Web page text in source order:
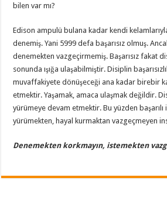
bilen var mı?
Edison ampulü bulana kadar kendi
denemiş. Yani 5999 defa başarısız olmuş.
denemekten vazgeçirmemiş. Başarısız fakat
sonunda ışığa ulaşabilmiştir. Disiplin
muvaffakiyete dönüşeceği ana kadar birebir
etmektir. Yaşamak, amaca ulaşmak değildir.
yürümeye devam etmektir. Bu yüzden başarılı
yürümekten, hayal kurmaktan vazgeçmeyen
Denemekten korkmayın, istemekten